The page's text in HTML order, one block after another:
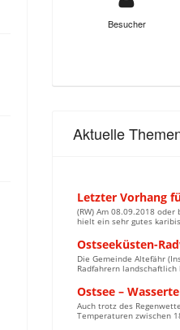
Besucher
Aktuelle
Letzter Vorhang
(RW) Am 08.09.2018
hielt ein sehr gutes
Ostseeküsten-
Die Gemeinde Altefähr
Radfahrern
Ostsee –
Auch trotz des
Temperaturen zwischen